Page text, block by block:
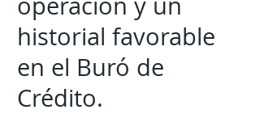
historial favorable
en el Buró de
Crédito.